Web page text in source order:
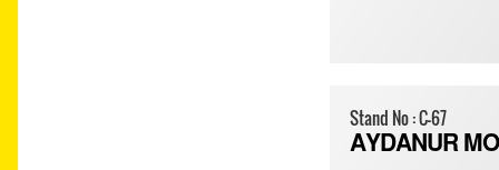
Stand No : C-67
AYDANUR